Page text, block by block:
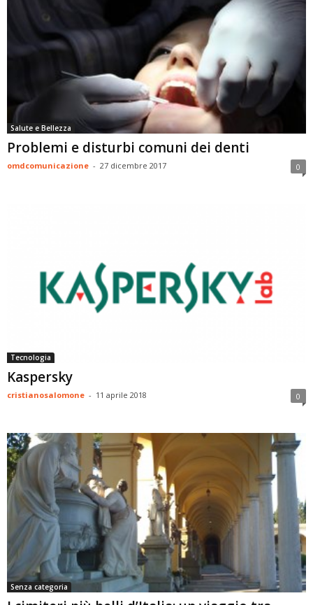
Salute e Bellezza
Problemi e disturbi comuni dei denti
omdcomunicazione - 27 dicembre 2017 0
Tecnologia
Kaspersky
cristianosalomone - 11 aprile 2018 0
Senza categoria